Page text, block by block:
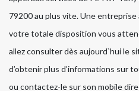
79200 au plus vite. Une
votre totale disposition vous
allez consulter dès aujourd`hui le
d’obtenir plus d’informations sur
ou contactez-le sur son mobile